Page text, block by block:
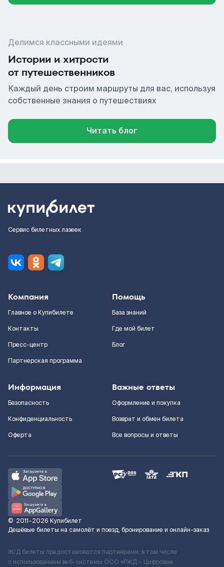
Делимся классными идеями
Истории и хитрости
от путешественников
Каждый день строим маршруты для вас, используя
собственные знания о путешествиях
Читать блог
Сервис билетных лазеек
Компания
Главное о Купибилете
Контакты
Пресс-центр
Партнерская программа
Помощь
База знаний
Где мой билет
Блог
Информация
Безопасность
Конфиденциальность
Оферта
Важные ответы
Оформление и покупка
Возврат и обмен билета
Все вопросы и ответы
© 2011–2026 Купибилет
Дешёвые билеты на самолёт и поезд, бронирование и онлайн-заказ
Ж/Д билеты предоставляются партнёрами, в том числе
с использованием веб-системы ООО «РЖД – Цифровые